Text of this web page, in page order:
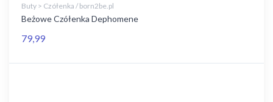
Buty > Czółenka / born2be.pl
Beżowe Czółenka Dephomene
79,99